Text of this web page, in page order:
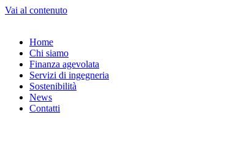
Vai al contenuto
Home
Chi siamo
Finanza agevolata
Servizi di ingegneria
Sostenibilità
News
Contatti